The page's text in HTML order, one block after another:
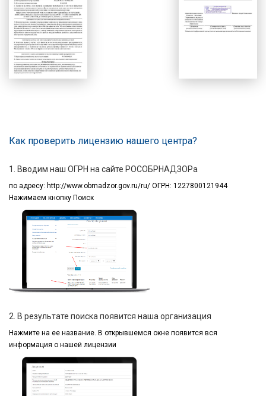
Как проверить лицензию нашего центра?
1. Вводим наш ОГРН на сайте РОСОБРНАДЗОРа
по адресу: http://www.obrnadzor.gov.ru/ru/ ОГРН: 1227800121944
Нажимаем кнопку Поиск
2. В результате поиска появится наша организация
Нажмите на ее название. В открывшемся окне появится вся
информация о нашей лицензии